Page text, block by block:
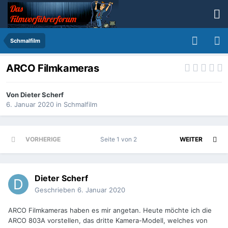
Schmalfilm
ARCO Filmkameras
VonDieter Scherf
6. Januar 2020 in Schmalfilm
VORHERIGE WEITER
Seite 1 von 2
Dieter Scherf
Geschrieben 6. Januar 2020
ARCO Filmkameras haben es mir angetan. Heute möchte ich die
ARCO 803A vorstellen, das dritte Kamera-Modell, welches von